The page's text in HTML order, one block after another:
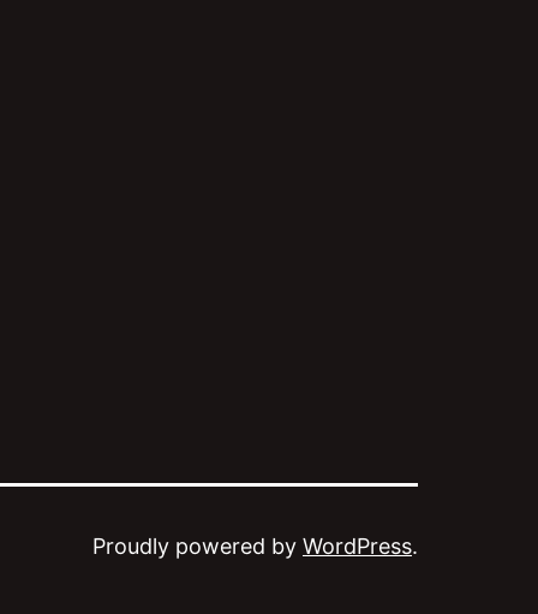
Proudly powered by WordPress.